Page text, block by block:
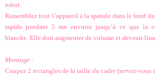
robot.
Rassemblez tout l’appareil à la spatule dans le fond
rapide pendant 5 mn environ jusqu’à ce que la
blanche. Elle doit augmenter de volume et devenir
Montage :
Coupez 2 rectangles de la taille du cadre (servez-vous